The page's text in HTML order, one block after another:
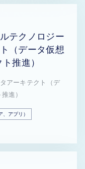
テクノロジー
（データ仮想
推進）
アーキテクト（デ
進）
アプリ）